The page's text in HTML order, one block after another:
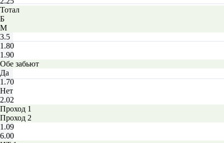
Тотал
Б
М
3.5
1.80
1.90
Обе забьют
Да
1.70
Нет
2.02
Проход 1
Проход 2
1.09
6.00